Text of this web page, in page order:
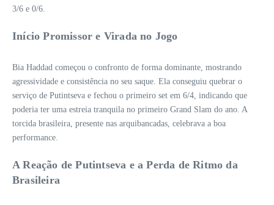
3/6 e 0/6.
Início Promissor e Virada no Jogo
Bia Haddad começou o confronto de forma dominante, mostrando
agressividade e consistência no seu saque. Ela conseguiu quebrar o
serviço de Putintseva e fechou o primeiro set em 6/4, indicando que
poderia ter uma estreia tranquila no primeiro Grand Slam do ano. A
torcida brasileira, presente nas arquibancadas, celebrava a boa
performance.
A Reação de Putintseva e a Perda de Ritmo da
Brasileira